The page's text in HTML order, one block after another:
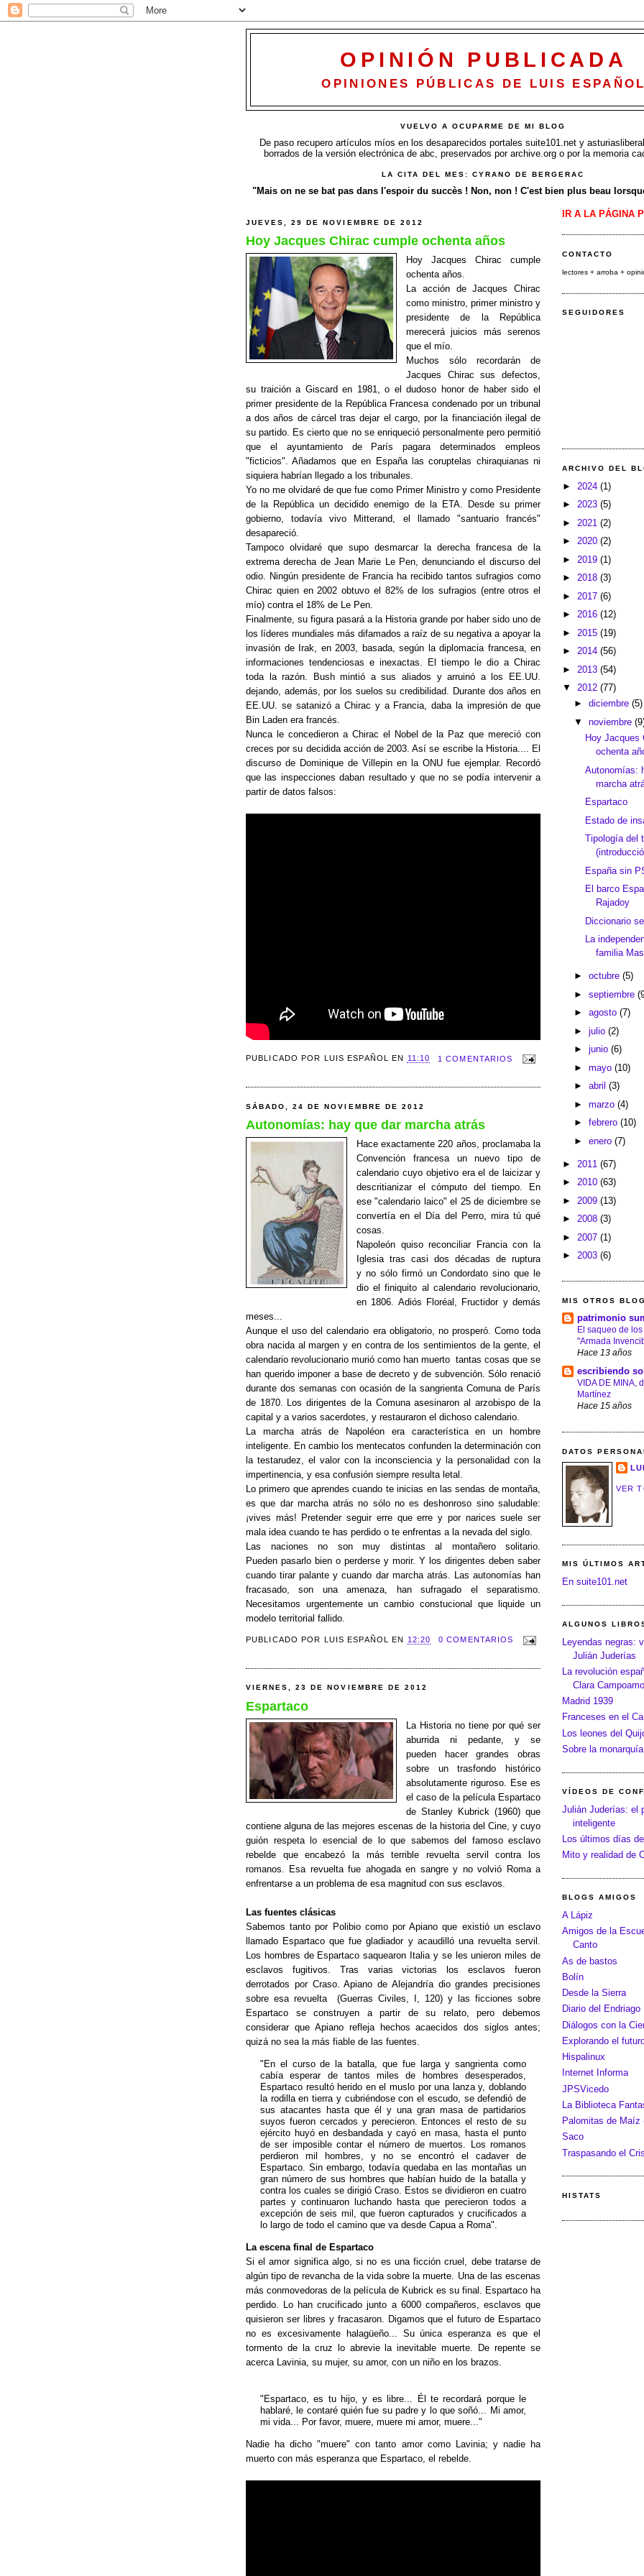
OPINIÓN PUBLICADA
OPINIONES PÚBLICAS DE LUIS
VUELVO A OCUPARME DE MI BLOG
De paso recupero artículos míos en los desaparecidos portales suite101.net y
borrados de la versión electrónica de abc, preservados por archive.org o por la memoria
LA CITA DEL MES: CYRANO DE BERGERAC
"Mais on ne se bat pas dans l'espoir du succès ! Non, non ! C'est bien plus beau
JUEVES, 29 DE NOVIEMBRE DE 2012
Hoy Jacques Chirac cumple ochenta años
Hoy Jacques Chirac cumple
ochenta años.
La acción de Jacques Chirac
como ministro, primer ministro y
presidente de la República
merecerá juicios más serenos
que el mío.
Muchos sólo recordarán de
Jacques Chirac sus defectos,
su traición a Giscard en 1981, o el dudoso honor de haber sido el
primer presidente de la República Francesa condenado por un tribunal
a dos años de cárcel tras dejar el cargo, por la financiación ilegal de
su partido. Es cierto que no se enriqueció personalmente pero permitió
que el ayuntamiento de París pagara determinados empleos
"ficticios". Añadamos que en España las coruptelas chiraquianas ni
siquiera habrían llegado a los tribunales.
Yo no me olvidaré de que fue como Primer Ministro y como Presidente
de la República un decidido enemigo de la ETA. Desde su primer
gobierno, todavía vivo Mitterand, el llamado "santuario francés"
desapareció.
Tampoco olvidaré que supo desmarcar la derecha francesa de la
extrema derecha de Jean Marie Le Pen, denunciando el discurso del
odio. Ningún presidente de Francia ha recibido tantos sufragios como
Chirac quien en 2002 obtuvo el 82% de los sufragios (entre otros el
mío) contra el 18% de Le Pen.
Finalmente, su figura pasará a la Historia grande por haber sido uno de
los líderes mundiales más difamados a raíz de su negativa a apoyar la
invasión de Irak, en 2003, basada, según la diplomacia francesa, en
informaciones tendenciosas e inexactas. El tiempo le dio a Chirac
toda la razón. Bush mintió a sus aliados y arruinó a los EE.UU.
dejando, además, por los suelos su credibilidad. Durante dos años en
EE.UU. se satanizó a Chirac y a Francia, daba la impresión de que
Bin Laden era francés.
Nunca le concedieron a Chirac el Nobel de la Paz que mereció con
creces por su decidida acción de 2003. Así se escribe la Historia.... El
discurso de Dominique de Villepin en la ONU fue ejemplar. Recordó
que las inspecciones daban resultado y que no se podía intervenir a
partir de datos falsos:
PUBLICADO POR LUIS ESPAÑOL EN 11:10 1 COMENTARIOS
SÁBADO, 24 DE NOVIEMBRE DE 2012
Autonomías: hay que dar marcha atrás
Hace exactamente 220 años, proclamaba la
Convención francesa un nuevo tipo de
calendario cuyo objetivo era el de laicizar y
descritianizar el cómputo del tiempo. En
ese "calendario laico" el 25 de diciembre se
convertía en el Día del Perro, mira tú qué
cosas.
Napoleón quiso reconciliar Francia con la
Iglesia tras casi dos décadas de ruptura
y no sólo firmó un Condordato sino que le
dio el finiquito al calendario revolucionario,
en 1806. Adiós Floréal, Fructidor y demás
meses...
Aunque el uso del calendario era obligatorio, no prosperó. Como toda
obra nacida al margen y en contra de los sentimientos de la gente, el
calendario revolucionario murió como han muerto tantas cosas que se
han querido imponer a base de decreto y de subvención. Sólo renació
durante dos semanas con ocasión de la sangrienta Comuna de París
de 1870. Los dirigentes de la Comuna asesinaron al arzobispo de la
capital y a varios sacerdotes, y restauraron el dichoso calendario.
La marcha atrás de Napoléon era característica en un hombre
inteligente. En cambio los mentecatos confunden la determinación con
la testarudez, el valor con la inconsciencia y la personalidad con la
impertinencia, y esa confusión siempre resulta letal.
Lo primero que aprendes cuando te inicias en las sendas de montaña,
es que dar marcha atrás no sólo no es deshonroso sino saludable:
¡vives más! Pretender seguir erre que erre y por narices suele ser
mala idea cuando te has perdido o te enfrentas a la nevada del siglo.
Las naciones no son muy distintas al montañero solitario.
Pueden pasarlo bien o perderse y morir. Y los dirigentes deben saber
cuando tirar palante y cuando dar marcha atrás. Las autonomías han
fracasado, son una amenaza, han sufragado el separatismo.
Necesitamos urgentemente un cambio constucional que liquide un
modelo territorial fallido.
PUBLICADO POR LUIS ESPAÑOL EN 12:20 0 COMENTARIOS
VIERNES, 23 DE NOVIEMBRE DE 2012
Espartaco
La Historia no tiene por qué ser
aburrida ni pedante, y se
pueden hacer grandes obras
sobre un trasfondo histórico
absolutamente riguroso. Ese es
el caso de la película Espartaco
de Stanley Kubrick (1960) que
contiene alguna de las mejores escenas de la historia del Cine, y cuyo
guión respeta lo esencial de lo que sabemos del famoso esclavo
rebelde que encabezó la más terrible revuelta servil contra los
romanos. Esa revuelta fue ahogada en sangre y no volvió Roma a
enfrentarse a un problema de esa magnitud con sus esclavos.
Las fuentes clásicas
Sabemos tanto por Polibio como por Apiano que existió un esclavo
llamado Espartaco que fue gladiador y acaudilló una revuelta servil.
Los hombres de Espartaco saquearon Italia y se les unieron miles de
esclavos fugitivos.
Tras varias victorias los esclavos fueron
derrotados por Craso. Apiano de Alejandría dio grandes precisiones
sobre esa revuelta (Guerras Civiles, I, 120) y las ficciones sobre
Espartaco se construyen a partir de su relato, pero debemos
considerar que Apiano refleja hechos acaecidos dos siglos antes;
quizá no sea la más fiable de las fuentes.
"En el curso de la batalla, que fue larga y sangrienta como
cabía esperar de tantos miles de hombres desesperados,
Espartaco resultó herido en el muslo por una lanza y, doblando
la rodilla en tierra y cubriéndose con el escudo, se defendió de
sus atacantes hasta que él y una gran masa de partidarios
suyos fueron cercados y perecieron. Entonces el resto de su
ejército huyó en desbandada y cayó en masa, hasta el punto
de ser imposible contar el número de muertos. Los romanos
perdieron mil hombres, y no se encontró el cadaver de
Espartaco. Sin embargo, todavía quedaba en las montañas un
gran número de sus hombres que habían huido de la batalla y
contra los cuales se dirigió Craso. Estos se dividieron en cuatro
partes y continuaron luchando hasta que perecieron todos a
excepción de seis mil, que fueron capturados y cruciﬁcados a
lo largo de todo el camino que va desde Capua a Roma".
La escena final de Espartaco
Si el amor significa algo, si no es una ficción cruel, debe tratarse de
algún tipo de revancha de la vida sobre la muerte. Una de las escenas
más conmovedoras de la película de Kubrick es su final. Espartaco ha
perdido. Lo han crucificado junto a 6000 compañeros, esclavos que
quisieron ser libres y fracasaron. Digamos que el futuro de Espartaco
no es excesivamente halagüeño... Su única esperanza es que el
tormento de la cruz lo abrevie la inevitable muerte. De repente se
acerca Lavinia, su mujer, su amor, con un niño en los brazos.
"Espartaco, es tu hijo, y es libre... Él te recordará porque le
hablaré, le contaré quién fue su padre y lo que soñó... Mi amor,
mi vida... Por favor, muere, muere mi amor, muere..."
Nadie ha dicho "muere" con tanto amor como Lavinia; y nadie ha
muerto con más esperanza que Espartaco, el rebelde.
IR A LA PÁGINA
CONTACTO
lectores + arroba +
SEGUIDORES
ARCHIVO DEL
► 2024 (1)
► 2023 (5)
► 2021 (2)
► 2020 (2)
► 2019 (1)
► 2018 (3)
► 2017 (6)
► 2016 (12)
► 2015 (19)
► 2014 (56)
► 2013 (54)
▼ 2012 (77)
► diciembre (5)
▼ noviembre
Hoy Jacques
ochenta
Autonomías:
marcha
Espartaco
Estado de
Tipología del
España sin
El barco
Rajadoy
Diccionario
La
familia Mas
► octubre (5)
► septiembre
► agosto (7)
► julio (2)
► junio (6)
► mayo (10)
► abril (3)
► marzo (4)
► febrero (10)
► enero (7)
► 2011 (67)
► 2010 (63)
► 2009 (13)
► 2008 (3)
► 2007 (1)
► 2003 (6)
MIS OTROS
patrimonio
El saqueo de
"Armada
Hace 13 años
escribiendo
VIDA DE MINA,
Martínez
Hace 15 años
DATOS
VER
MIS ÚLTIMOS
En suite101.net
ALGUNOS
Leyendas negras:
Julián Juderías
La revolución
Clara
Madrid 1939
Franceses en el
Los leones del
Sobre la monarquía
VÍDEOS DE
Julián Juderías: el
inteligente
Los últimos días
Mito y realidad de
BLOGS AMIGOS
A Lápiz
Amigos de la
Canto
As de bastos
Bolín
Desde la Sierra
Diario del Endriago
Diálogos con la
Explorando el
Hispalinux
Internet Informa
JPSVicedo
La Biblioteca
Palomitas de Maíz
Saco
Traspasando el
HISTATS